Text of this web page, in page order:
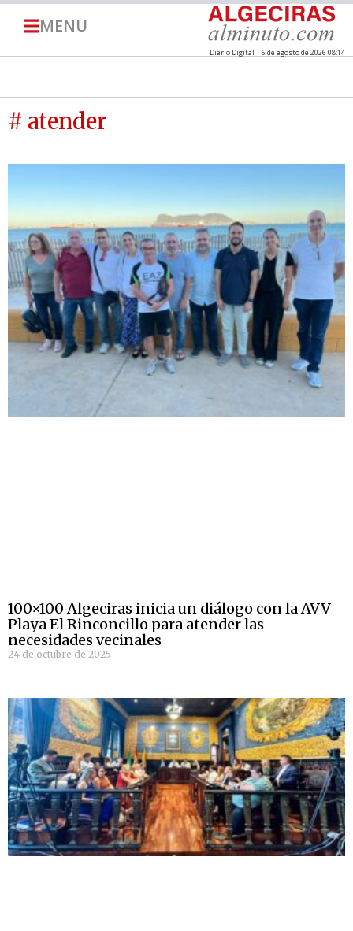
MENU
Diario Digital | 6 de agosto de 2026 08:14
# atender
100×100 Algeciras inicia un diálogo con la AVV
Playa El Rinconcillo para atender las
necesidades vecinales
24 de octubre de 2025